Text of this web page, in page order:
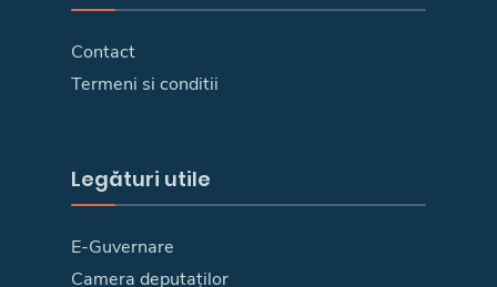
Contact
Termeni si conditii
Legături utile
E-Guvernare
Camera deputaților